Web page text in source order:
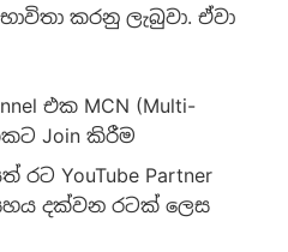
කරනු ලැබුවා‍. ඒවා
එක MCN (Multi-
Join කිරීම
රට YouTube Partner
දක්වන රටක් ලෙස